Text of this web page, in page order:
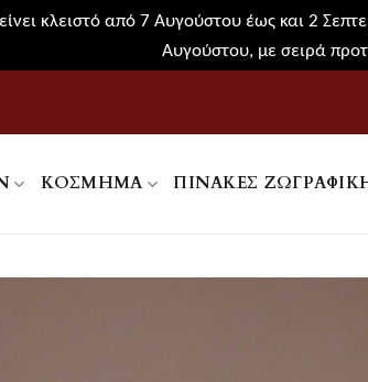
κλειστό από 7 Αυγούστου έως και 2
Αυγούστου, με σειρά
ΚΌΣΜΗΜΑ ΠΊΝΑΚΕΣ